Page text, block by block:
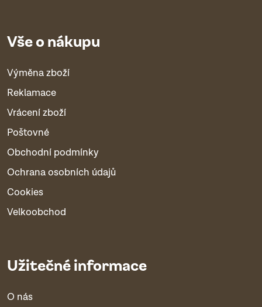
Vše o nákupu
Výměna zboží
Reklamace
Vrácení zboží
Poštovné
Obchodní podmínky
Ochrana osobních údajů
Cookies
Velkoobchod
Užitečné informace
O nás